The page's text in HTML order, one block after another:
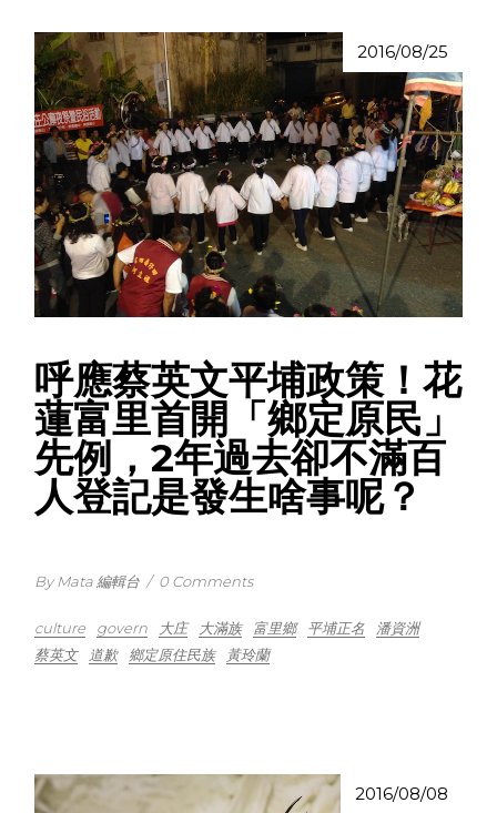
2016/08/25
呼應蔡英文平埔政策！花
蓮富里首開「鄉定原民」
先例，2年過去卻不滿百
人登記是發生啥事呢？
By Mata 編輯台 / 0 Comments
culture govern 大庄 大滿族 富里鄉 平埔正名
潘資洲
蔡英文
道歉 鄉定原住民族 黃玲蘭
2016/08/08